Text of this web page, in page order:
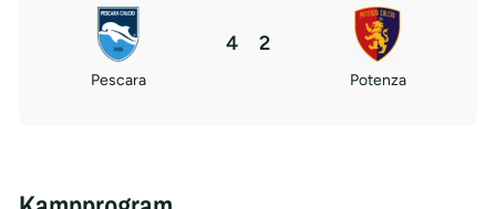
Pescara
4 2
Potenza